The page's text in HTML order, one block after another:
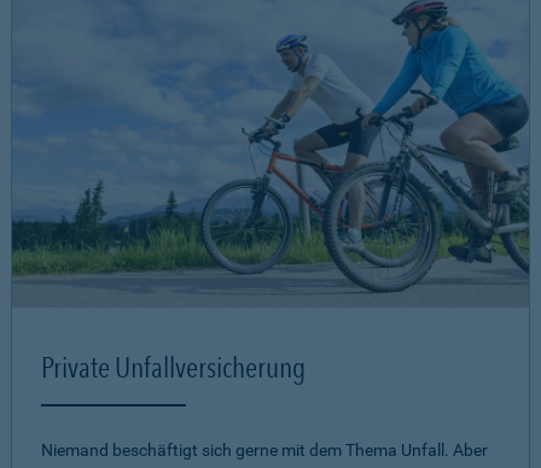
Private Unfallversicherung
Niemand beschäftigt sich gerne mit dem Thema Unfall. Aber